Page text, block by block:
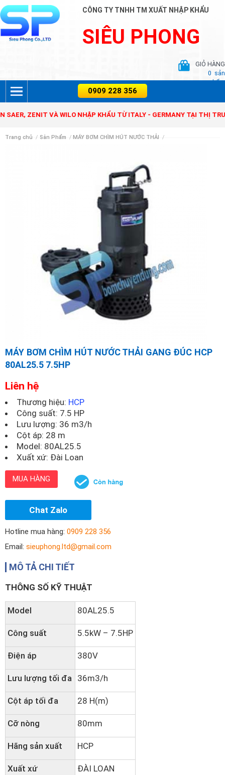
CÔNG TY TNHH TM XUẤT NHẬP KHẨU
SIÊU PHONG
GIỎ HÀNG
0 sản
phẩm
ZENIT VÀ WILO NHẬP KHẨU TỪ ITALY - GERMANY TẠI THỊ TRƯỜNG
Trang chủ / Sản Phẩm / MÁY BƠM CHÌM HÚT NƯỚC THẢI /
MÁY BƠM CHÌM HÚT NƯỚC THẢI GANG ĐÚC HCP
80AL25.5 7.5HP
Liên hệ
Thương hiệu: HCP
Công suất: 7.5 HP
Lưu lượng: 36 m3/h
Cột áp: 28 m
Model: 80AL25.5
Xuất xứ: Đài Loan
MUA HÀNG
Chat Zalo
Hotline mua hàng: 0909 228 356
Email: sieuphong.ltd@gmail.com
MÔ TẢ CHI TIẾT
THÔNG SỐ KỸ THUẬT
Model 80AL25.5
Công suất 5.5kW – 7.5HP
Điện áp 380V
Lưu lượng tối đa 36m3/h
Cột áp tối đa 28 H(m)
Cỡ nòng 80mm
Hãng sản xuất HCP
Xuất xứ ĐÀI LOAN